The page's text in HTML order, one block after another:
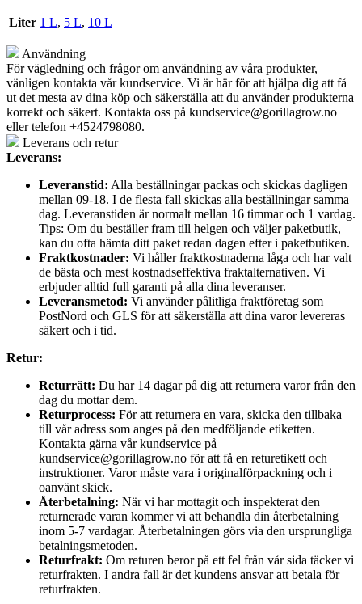
Liter 1 L, 5 L, 10 L
Användning
För vägledning och frågor om användning av våra produkter,
vänligen kontakta vår kundservice. Vi är här för att hjälpa dig att få
ut det mesta av dina köp och säkerställa att du använder produkterna
korrekt och säkert. Kontakta oss på kundservice@gorillagrow.no
eller telefon +4524798080.
Leverans och retur
Leverans:
Leveranstid: Alla beställningar packas och skickas dagligen
mellan 09-18. I de flesta fall skickas alla beställningar samma
dag. Leveranstiden är normalt mellan 16 timmar och 1 vardag.
Tips: Om du beställer fram till helgen och väljer paketbutik,
kan du ofta hämta ditt paket redan dagen efter i paketbutiken.
Fraktkostnader: Vi håller fraktkostnaderna låga och har valt
de bästa och mest kostnadseffektiva fraktalternativen. Vi
erbjuder alltid full garanti på alla dina leveranser.
Leveransmetod: Vi använder pålitliga fraktföretag som
PostNord och GLS för att säkerställa att dina varor levereras
säkert och i tid.
Retur:
Returrätt: Du har 14 dagar på dig att returnera varor från den
dag du mottar dem.
Returprocess: För att returnera en vara, skicka den tillbaka
till vår adress som anges på den medföljande etiketten.
Kontakta gärna vår kundservice på
kundservice@gorillagrow.no för att få en returetikett och
instruktioner. Varor måste vara i originalförpackning och i
oanvänt skick.
Återbetalning: När vi har mottagit och inspekterat den
returnerade varan kommer vi att behandla din återbetalning
inom 5-7 vardagar. Återbetalningen görs via den ursprungliga
betalningsmetoden.
Returfrakt: Om returen beror på ett fel från vår sida täcker vi
returfrakten. I andra fall är det kundens ansvar att betala för
returfrakten.